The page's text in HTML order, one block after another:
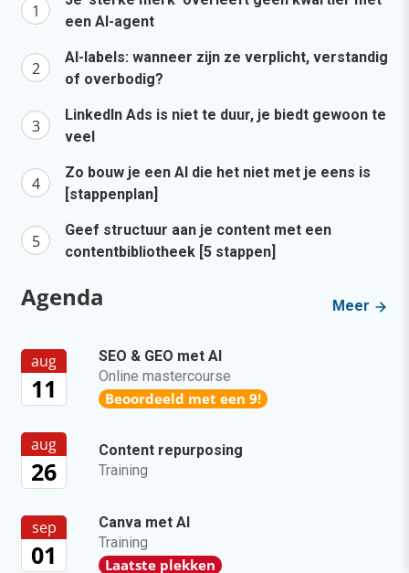
een AI-agent
AI-labels: wanneer zijn ze verplicht, verstandig
of overbodig?
LinkedIn Ads is niet te duur, je biedt gewoon te
veel
Zo bouw je een AI die het niet met je eens is
[stappenplan]
Geef structuur aan je content met een
contentbibliotheek [5 stappen]
Agenda Meer
aug
11
SEO & GEO met AI
Online mastercourse
Beoordeeld met een 9!
aug
26
Content repurposing
Training
sep
01
Canva met AI
Training
Laatste plekken